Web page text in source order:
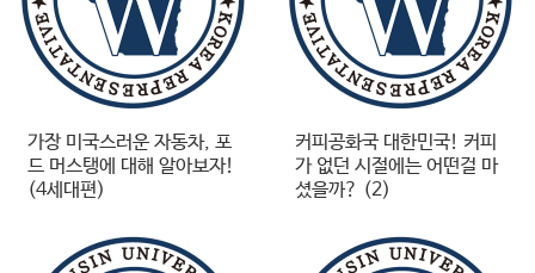
가장 미국스러운 자동차, 포
드 머스탱에 대해 알아보자!
(4세대편)
커피공화국 대한민국! 커피
가 없던 시절에는 어떤걸 마
셨을까? (2)